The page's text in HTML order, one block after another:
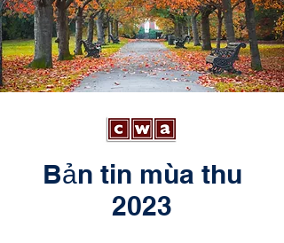
Bản tin mùa thu
2023